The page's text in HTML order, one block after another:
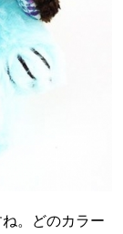
。どのカラー